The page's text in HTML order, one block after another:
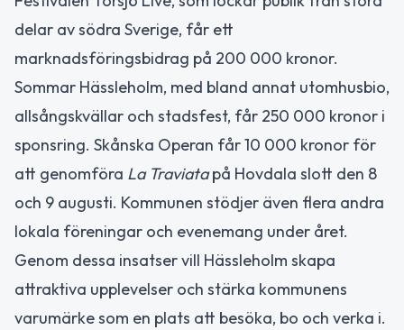
delar av södra Sverige, får ett
marknadsföringsbidrag på 200 000 kronor.
Sommar Hässleholm, med bland annat utomhusbio,
allsångskvällar och stadsfest, får 250 000 kronor i
sponsring. Skånska Operan får 10 000 kronor för
att genomföra La Traviatapå Hovdala slott den 8
och 9 augusti. Kommunen stödjer även flera andra
lokala föreningar och evenemang under året.
Genom dessa insatser vill Hässleholm skapa
attraktiva upplevelser och stärka kommunens
varumärke som en plats att besöka, bo och verka i.